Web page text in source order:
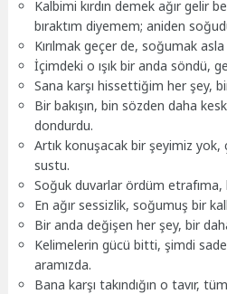
Kalbimi kırdın demek ağır gelir
bıraktım diyemem; aniden
Kırılmak geçer de, soğumak
İçimdeki o ışık bir anda söndü,
Sana karşı hissettiğim her şey,
Bir bakışın, bin sözden daha
dondurdu.
Artık konuşacak bir şeyimiz yok,
sustu.
Soğuk duvarlar ördüm etrafıma,
En ağır sessizlik, soğumuş bir
Bir anda değişen her şey, bir
Kelimelerin gücü bitti, şimdi
aramızda.
Bana karşı takındığın o tavır,